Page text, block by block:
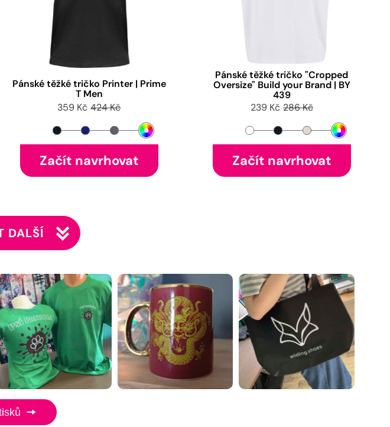
Pánské těžké tričko Printer | Prime
T Men
359 Kč 424 Kč
Začít navrhovat
Pánské těžké tričko "Cropped
Oversize" Build your Brand | BY
439
239 Kč 286 Kč
Začít navrhovat
DALŠÍ